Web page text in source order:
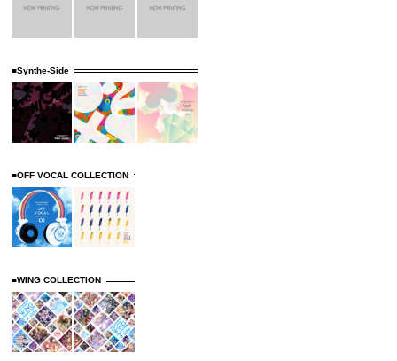
■Synthe-Side
■OFF VOCAL COLLECTION
■WING COLLECTION